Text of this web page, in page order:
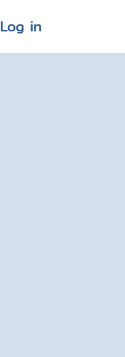
Log in